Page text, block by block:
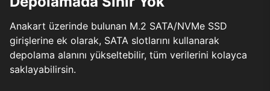
Anakart üzerinde bulunan M.2 SATA/NVMe SSD
girişlerine ek olarak, SATA slotlarını kullanarak
depolama alanını yükseltebilir, tüm verilerini kolayca
saklayabilirsin.